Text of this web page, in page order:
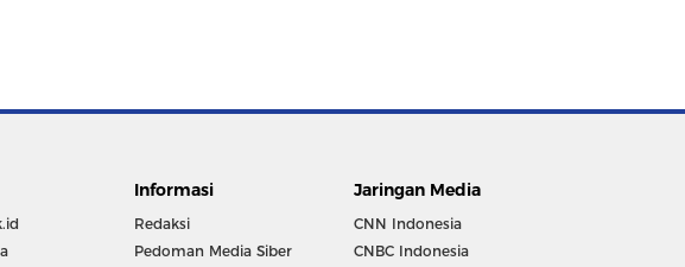
Informasi
Redaksi
Pedoman Media Siber
Jaringan Media
CNN Indonesia
CNBC Indonesia